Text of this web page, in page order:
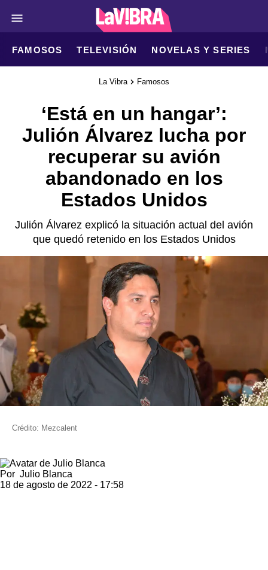
FAMOSOS TELEVISIÓN NOVELAS Y SERIES
La Vibra Famosos
‘Está en un hangar’:
Julión Álvarez lucha por
recuperar su avión
abandonado en los
Estados Unidos
Julión Álvarez explicó la situación actual del avión
que quedó retenido en los Estados Unidos
Crédito: Mezcalent
Por Julio Blanca
18 de agosto de 2022 - 17:58